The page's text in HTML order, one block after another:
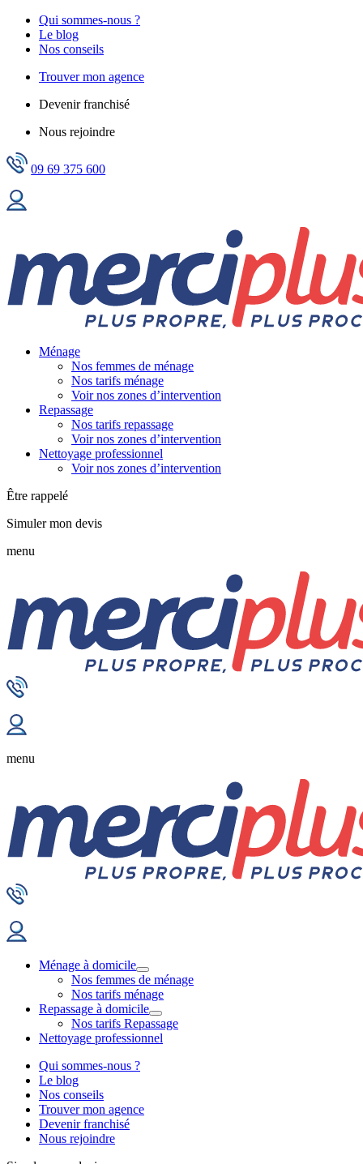
Qui sommes-nous ?
Le blog
Nos conseils
Trouver mon agence
Devenir franchisé
Nous rejoindre
09 69 375 600
Ménage
Nos femmes de ménage
Nos tarifs ménage
Voir nos zones d’intervention
Repassage
Nos tarifs repassage
Voir nos zones d’intervention
Nettoyage professionnel
Voir nos zones d’intervention
Être rappelé
Simuler mon devis
menu
menu
Ménage à domicile
Nos femmes de ménage
Nos tarifs ménage
Repassage à domicile
Nos tarifs Repassage
Nettoyage professionnel
Qui sommes-nous ?
Le blog
Nos conseils
Trouver mon agence
Devenir franchisé
Nous rejoindre